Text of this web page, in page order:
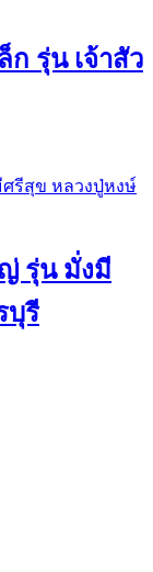
รุ่น เจ้าสัว
รุ่น มั่งมี
บุรี